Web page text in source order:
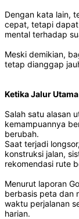
Dengan kata lain,
cepat, tetapi
mental terhadap
Meski demikian,
tetap dianggap
Ketika Jalur
Salah satu alasan
kemampuannya
berubah.
Saat terjadi
konstruksi jalan,
rekomendasi rute
Menurut laporan
berbasis peta dan
waktu perjalanan
harian.